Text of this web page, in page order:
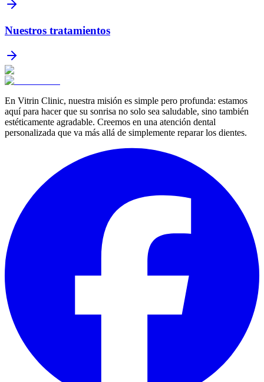
Nuestros tratamientos
En Vitrin Clinic, nuestra misión es simple pero profunda: estamos
aquí para hacer que su sonrisa no solo sea saludable, sino también
estéticamente agradable. Creemos en una atención dental
personalizada que va más allá de simplemente reparar los dientes.